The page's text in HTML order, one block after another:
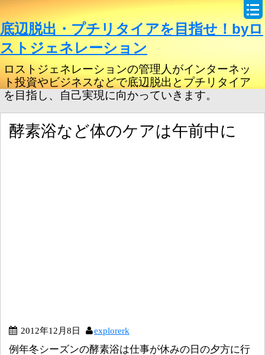
底辺脱出・プチリタイアを目指せ！byロ
ストジェネレーション
ロストジェネレーションの管理人がインターネッ
ト投資やビジネスなどで底辺脱出とプチリタイア
を目指し、自己実現に向かっていきます。
酵素浴など体のケアは午前中に
2012年12月8日 explorerk
例年冬シーズンの酵素浴は仕事が休みの日の夕方に行